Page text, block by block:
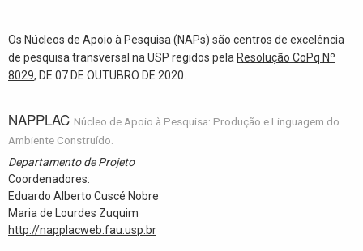
Os Núcleos de Apoio à Pesquisa (NAPs) são centros de excelência
de pesquisa transversal na USP regidos pela Resolução CoPq Nº
8029, DE 07 DE OUTUBRO DE 2020.
NAPPLAC Núcleo de Apoio à Pesquisa: Produção e Linguagem do
Ambiente Construído.
Departamento de Projeto
Coordenadores:
Eduardo Alberto Cuscé Nobre
Maria de Lourdes Zuquim
http://napplacweb.fau.usp.br